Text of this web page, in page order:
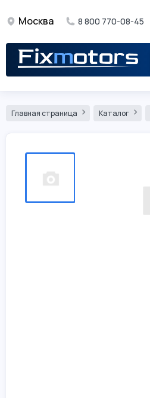
Москва 8 800 770-08-45
Главная страница Каталог